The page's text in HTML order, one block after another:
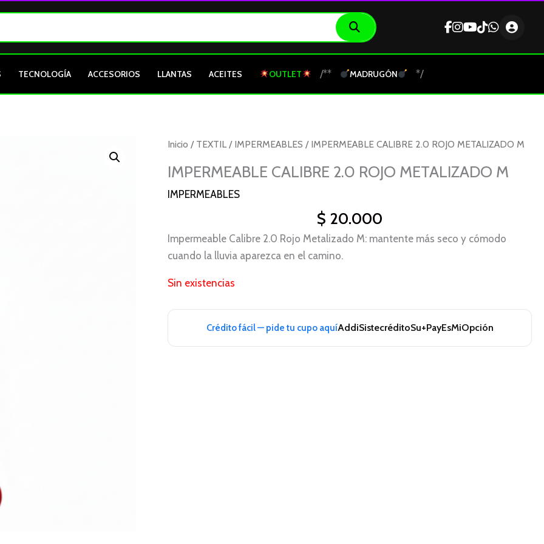
TECNOLOGÍA ACCESORIOS LLANTAS ACEITES OUTLET /** MADRUGÓN */
Inicio / TEXTIL / IMPERMEABLES / IMPERMEABLE CALIBRE 2.0 ROJO METALIZADO M
IMPERMEABLE CALIBRE 2.0 ROJO METALIZADO M
IMPERMEABLES
$ 20.000
Impermeable Calibre 2.0 Rojo Metalizado M: mantente más seco y cómodo
cuando la lluvia aparezca en el camino.
Sin existencias
Crédito fácil — pide tu cupo aquíAddiSistecréditoSu+PayEsMiOpción